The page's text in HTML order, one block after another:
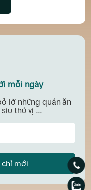
mỗi ngày
lỡ những quán ăn
thú vị ...
chỉ mới